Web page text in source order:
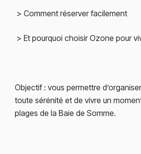
> Comment réserver facilement
> Et pourquoi choisir Ozone pour
Objectif : vous permettre
toute sérénité et de vivre un
plages de la Baie de Somme.